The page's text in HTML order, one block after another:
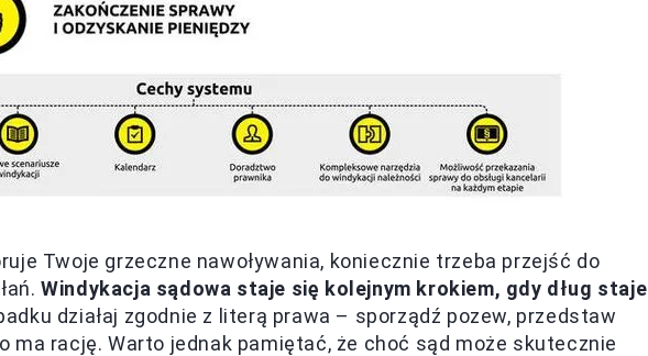
Twoje grzeczne nawoływania, koniecznie trzeba przejść do
Windykacja sądowa staje się kolejnym krokiem, gdy dług staje
działaj zgodnie z literą prawa – sporządź pozew, przedstaw
ma rację. Warto jednak pamiętać, że choć sąd może skutecznie